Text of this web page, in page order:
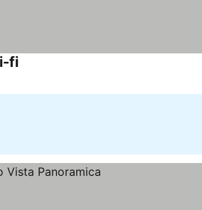
fiVer preços